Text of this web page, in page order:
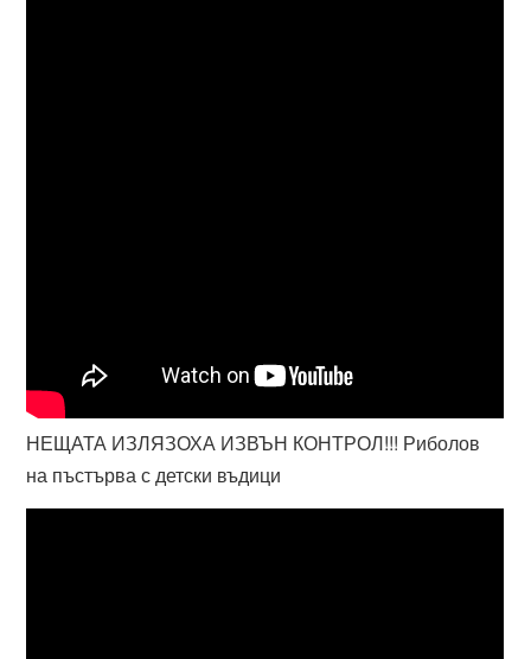
НЕЩАТА ИЗЛЯЗОХА ИЗВЪН КОНТРОЛ!!! Риболов
на пъстърва с детски въдици